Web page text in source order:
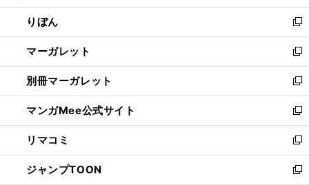
開
く
ウ
で
開
く
ン
ド
ウ
で
開
く
ウ
ィ
ン
ド
ウ
で
開
く
りぼん
新
し
い
ウ
ィ
ン
ド
ウ
で
開
く
マーガレット
新
し
い
ウ
ィ
ン
ド
ウ
で
別冊マーガレット
新
し
い
ウ
ィ
ン
ド
マンガMee公式サイト
新
し
い
ウ
ィ
リマコミ
新
し
い
ジャンプTOON
新